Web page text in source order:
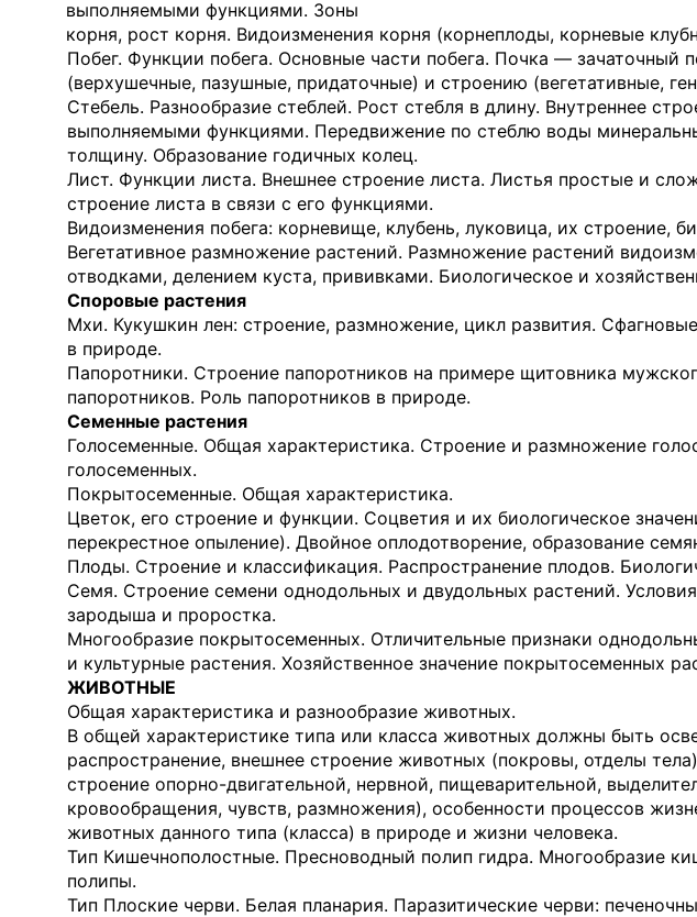
выполняемыми функциями. Зоны
корня, рост корня. Видоизменения корня (корнеплоды, корневые
Побег. Функции побега. Основные части побега. Почка — зачаточный
(верхушечные, пазушные, придаточные) и строению (вегетативные,
Стебель. Разнообразие стеблей. Рост стебля в длину. Внутреннее
выполняемыми функциями. Передвижение по стеблю воды
толщину. Образование годичных колец.
Лист. Функции листа. Внешнее строение листа. Листья простые и
строение листа в связи с его функциями.
Видоизменения побега: корневище, клубень, луковица, их строение,
Вегетативное размножение растений. Размножение растений
отводками, делением куста, привив­ками. Биологическое и
Споровые растения
Мхи. Кукушкин лен: строение, размножение, цикл развития.
в природе.
Папоротники. Строение папоротников на примере щитовника
папоротников. Роль папоротников в природе.
Семенные растения
Голосеменные. Общая характеристика. Строение и размножение
голосеменных.
Покрытосеменные. Общая характеристика.
Цветок, его строение и функции. Соцветия и их биологическое
перекрестное опыление). Двойное опло­дотворение, образование
Плоды. Строение и классификация. Распространение плодов.
Семя. Строение семени однодольных и двудольных растений.
зародыша и проростка.
Многообразие покрытосеменных. Отличительные признаки
и культурные растения. Хозяйственное значение покрытосеменных
ЖИВОТНЫЕ
Общая характеристика и разнообразие животных.
В общей характеристике типа или класса животных должны быть
распространение, внешнее строение животных (покровы, отделы
строение опорно-двигательной, нервной, пищеварительной,
кровообращения, чувств, раз­множения), особенности процессов
животных данного типа (класса) в природе и жизни человека.
Тип Кишечнополостные. Пресноводный полип гидра. Многообразие
полипы.
Тип Плоские черви. Белая планария. Паразитические черви: